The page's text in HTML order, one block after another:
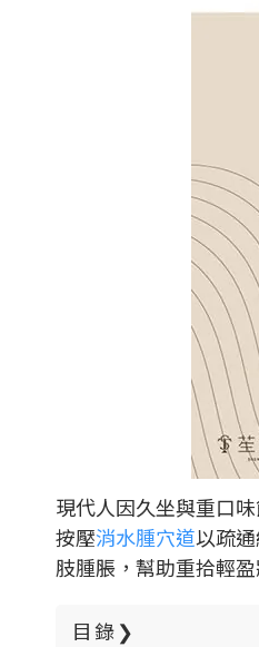
現代人因久坐與重口
按壓消水腫穴道以疏
肢腫脹，幫助重拾輕盈
目錄❯